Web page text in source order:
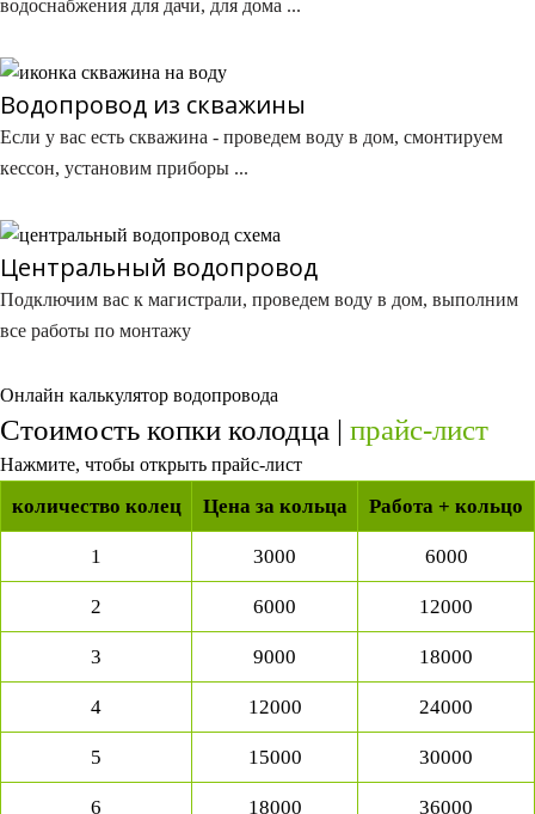
водоснабжения для дачи, для дома ...
Водопровод из скважины​
Если у вас есть скважина - проведем воду в дом, смонтируем
кессон, установим приборы ...
Центральный водопровод​
Подключим вас к магистрали, проведем воду в дом, выполним
все работы по монтажу
Онлайн калькулятор водопровода
Стоимость копки колодца | прайс-лист​
Нажмите, чтобы открыть прайс-лист
количество колец
Цена за кольца Работа + кольцо
1 3000 6000
2 6000 12000
3 9000 18000
4 12000 24000
5 15000 30000
6 18000 36000